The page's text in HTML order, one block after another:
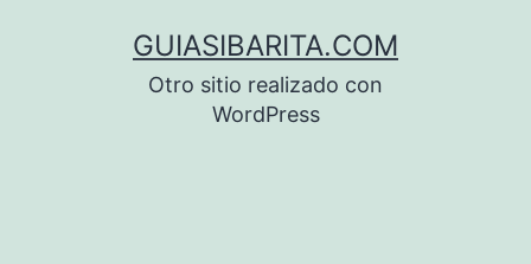
GUIASIBARITA.COM
Otro sitio realizado con
WordPress